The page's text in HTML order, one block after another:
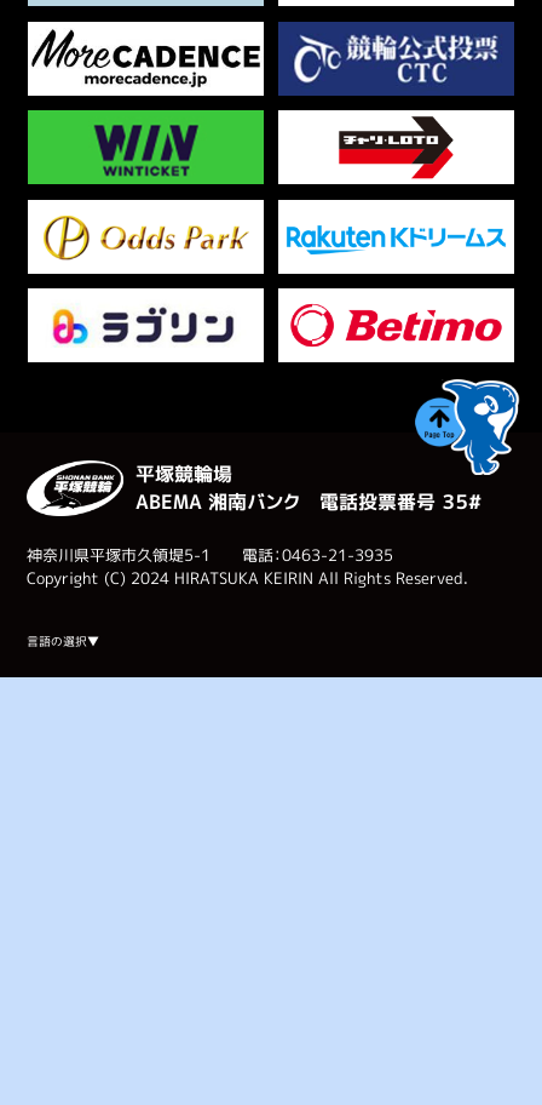
平塚競輪場
ABEMA 湘南バンク 電話投票番号 ３５#
神奈川県平塚市久領堤5-1 電話：0463-21-3935
Copyright (C) 2024 HIRATSUKA KEIRIN All Rights Reserved.
言語の選択▼
Select Language